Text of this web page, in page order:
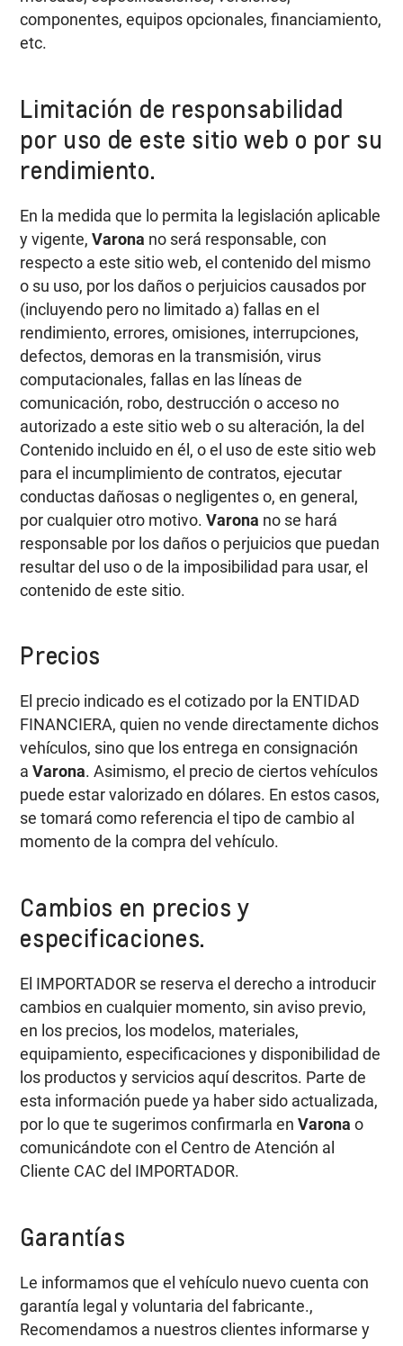
componentes, equipos opcionales, financiamiento,
etc.
Limitación de responsabilidad
por uso de este sitio web o por su
rendimiento.
En la medida que lo permita la legislación aplicable
y vigente,Varona no será responsable, con
respecto a este sitio web, el contenido del mismo
o su uso, por los daños o perjuicios causados por
(incluyendo pero no limitado a) fallas en el
rendimiento, errores, omisiones, interrupciones,
defectos, demoras en la transmisión, virus
computacionales, fallas en las líneas de
comunicación, robo, destrucción o acceso no
autorizado a este sitio web o su alteración, la del
Contenido incluido en él, o el uso de este sitio web
para el incumplimiento de contratos, ejecutar
conductas dañosas o negligentes o, en general,
por cualquier otro motivo.Varona no se hará
responsable por los daños o perjuicios que puedan
resultar del uso o de la imposibilidad para usar, el
contenido de este sitio.
Precios
El precio indicado es el cotizado por la ENTIDAD
FINANCIERA, quien no vende directamente dichos
vehículos, sino que los entrega en consignación
aVarona. Asimismo, el precio de ciertos vehículos
puede estar valorizado en dólares. En estos casos,
se tomará como referencia el tipo de cambio al
momento de la compra del vehículo.
Cambios en precios y
especificaciones.
El IMPORTADOR se reserva el derecho a introducir
cambios en cualquier momento, sin aviso previo,
en los precios, los modelos, materiales,
equipamiento, especificaciones y disponibilidad de
los productos y servicios aquí descritos. Parte de
esta información puede ya haber sido actualizada,
por lo que te sugerimos confirmarla enVarona o
comunicándote con el Centro de Atención al
Cliente CAC del IMPORTADOR.
Garantías
Le informamos que el vehículo nuevo cuenta con
garantía legal y voluntaria del fabricante.,
Recomendamos a nuestros clientes informarse y